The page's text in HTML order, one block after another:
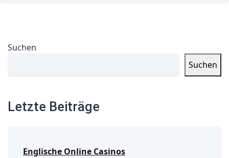
Suchen
Suchen
Letzte Beiträge
Englische Online Casinos